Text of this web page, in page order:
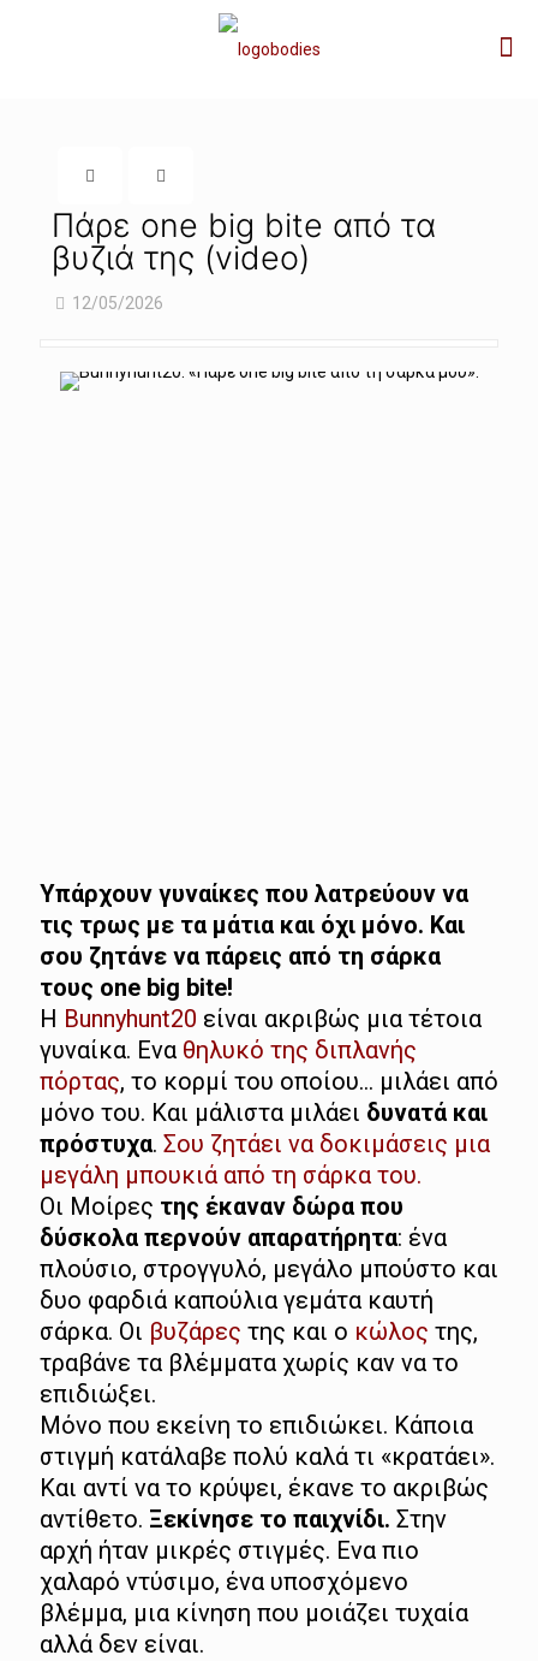
Πάρε one big bite από τα
βυζιά της (video)
12/05/2026
Υπάρχουν γυναίκες που λατρεύουν να
τις τρως με τα μάτια και όχι μόνο. Και
σου ζητάνε να πάρεις από τη σάρκα
τους one big bite!
Η Bunnyhunt20 είναι ακριβώς μια τέτοια
γυναίκα. Ενα θηλυκό της διπλανής
πόρτας, το κορμί του οποίου… μιλάει από
μόνο του. Και μάλιστα μιλάει δυνατά και
πρόστυχα. Σου ζητάει να δοκιμάσεις μια
μεγάλη μπουκιά από τη σάρκα του.
Οι Μοίρες της έκαναν δώρα που
δύσκολα περνούν απαρατήρητα: ένα
πλούσιο, στρογγυλό, μεγάλο μπούστο και
δυο φαρδιά καπούλια γεμάτα καυτή
σάρκα. Οι βυζάρες της και ο κώλος της,
τραβάνε τα βλέμματα χωρίς καν να το
επιδιώξει.
Μόνο που εκείνη το επιδιώκει. Κάποια
στιγμή κατάλαβε πολύ καλά τι «κρατάει».
Και αντί να το κρύψει, έκανε το ακριβώς
αντίθετο. Ξεκίνησε το παιχνίδι. Στην
αρχή ήταν μικρές στιγμές. Ενα πιο
χαλαρό ντύσιμο, ένα υποσχόμενο
βλέμμα, μια κίνηση που μοιάζει τυχαία
αλλά δεν είναι.